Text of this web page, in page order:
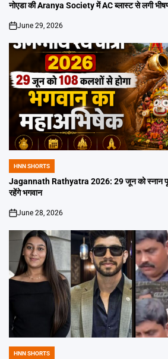
IN
नोएडा की Aranya Society में AC ब्लास्ट से लगी
on
June 29, 2026
POSTED
IN
HNN SHORTS
Jagannath Rathyatra 2026: 29 जून को स्नान
रहेंगे भगवान
on
June 28, 2026
POSTED
HNN SHORTS